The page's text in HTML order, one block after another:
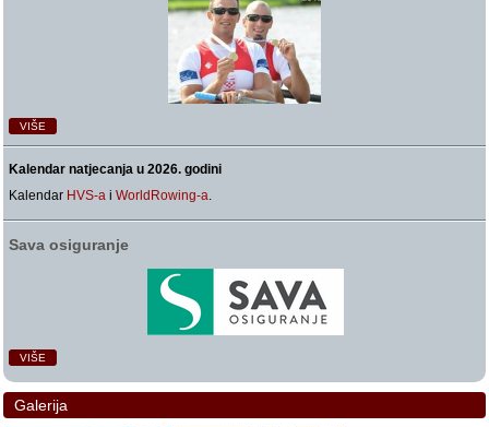
VIŠE
Kalendar natjecanja u 2026. godini
Kalendar HVS-a iWorldRowing-a.
Sava osiguranje
VIŠE
Galerija